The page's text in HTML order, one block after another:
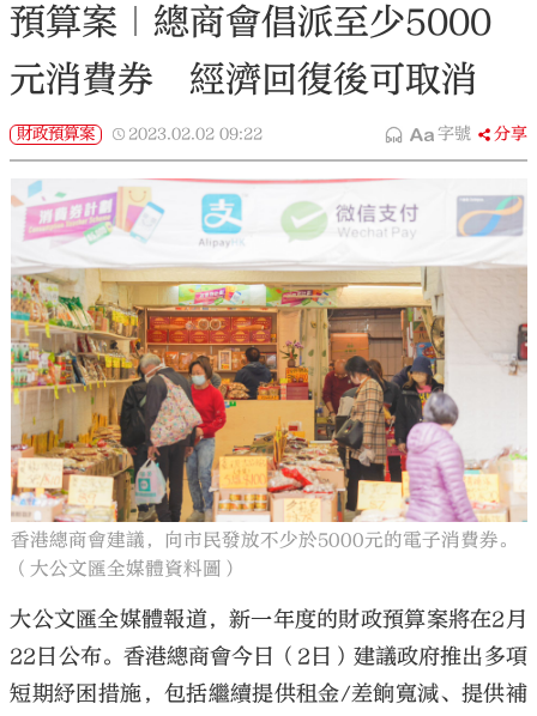
預算案｜總商會倡派至少5000
元消費券 經濟回復後可取消
財政預算案 2023.02.02 09:22 字號 分享
香港總商會建議，向市民發放不少於5000元的電子消費券。
（大公文匯全媒體資料圖）
大公文匯全媒體報道，新一年度的財政預算案將在2月
22日公布。香港總商會今日（2日）建議政府推出多項
短期紓困措施，包括繼續提供租金/差餉寬減、提供補